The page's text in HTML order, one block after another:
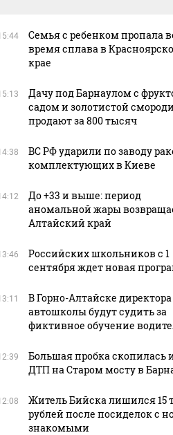
было с 1945: чего
ждать всем нам?
Семья с ребенком пропала
время сплава в
крае
Дачу под Барнаулом с
садом и золотистой
продают за 800 тысяч
ВС РФ ударили по заводу
комплектующих в Киеве
До +33 и выше: период
аномальной жары
Алтайский край
Российских школьников с 1
сентября ждет новая
В Горно-Алтайске директора
автошколы будут судить за
фиктивное обучение
Большая пробка скопилась
ДТП на Старом мосту в
Житель Бийска лишился 15
рублей после посиделок с
знакомыми